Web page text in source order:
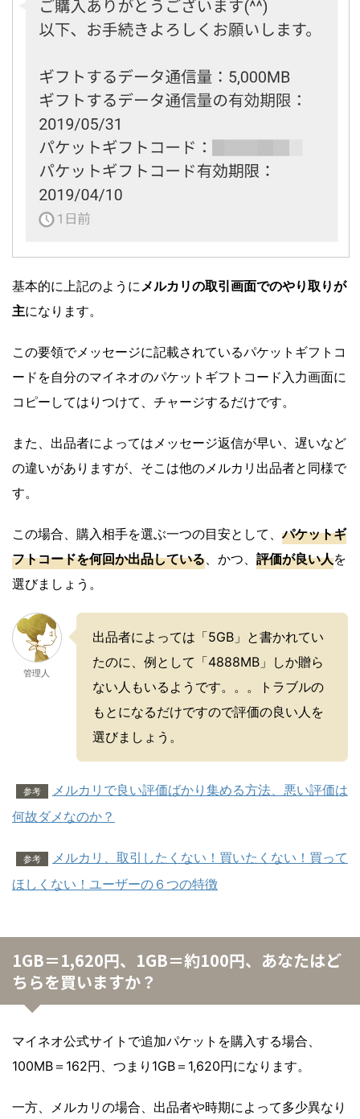
基本的に上記のようにメルカリの取引画面でのやり取りが
主になります。
この要領でメッセージに記載されているパケットギフトコ
ードを自分のマイネオのパケットギフトコード入力画面に
コピーしてはりつけて、チャージするだけです。
また、出品者によってはメッセージ返信が早い、遅いなど
の違いがありますが、そこは他のメルカリ出品者と同様で
す。
この場合、購入相手を選ぶ一つの目安として、パケットギ
フトコードを何回か出品している、かつ、 評価が良い人を
選びましょう。
管理人
出品者によっては「5GB」と書かれてい
たのに、例として「4888MB」しか贈ら
ない人もいるようです。。。トラブルの
もとになるだけですので評価の良い人を
選びましょう。
参考
メルカリで良い評価ばかり集める方法、悪い評価は
何故ダメなのか？
参考
メルカリ、取引したくない！買いたくない！買って
ほしくない！ユーザーの６つの特徴
1GB＝1,620円、1GB＝約100円、あなたはど
ちらを買いますか？
マイネオ公式サイトで追加パケットを購入する場合、
100MB＝162円、つまり1GB＝1,620円になります。
一方、メルカリの場合、出品者や時期によって多少異なり